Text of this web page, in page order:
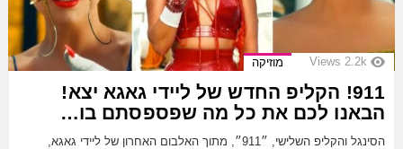
2.2k
Views מוזיקה
911! הקליפ החדש של ליידי גאגא יצא!
הבאנו לכם את כל מה שפספסתם בו…
הסינגל והקליפ השלישי, ״911״, מתוך האלבום האחרון של ליידי גאגא,